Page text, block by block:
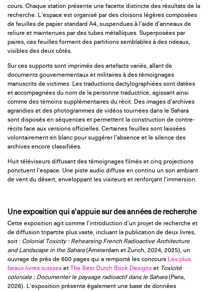
cours. Chaque station présente une facette distincte des résultats de la
recherche. L’espace est organisé par des cloisons légères composées
de feuilles de papier standard A4, suspendues à l’aide d’anneaux de
reliure et maintenues par des tubes métalliques. Superposées par
paires, ces feuilles forment des partitions semblables à des rideaux,
visibles des deux côtés.
Sur ces supports sont imprimés des artefacts variés, allant de
documents gouvernementaux et militaires à des témoignages
manuscrits de victimes. Les traductions dactylographiées sont datées
et accompagnées du nom de la personne traductrice, agissant ainsi
comme des témoins supplémentaires du récit. Des images d’archives
agrandies et des photogrammes de vidéos tournées dans le Sahara
sont disposés en séquences et permettent la construction de contre-
récits face aux versions officielles. Certaines feuilles sont laissées
volontairement en blanc pour suggérer l’absence et le silence des
archives encore classifiées.
Huit téléviseurs diffusant des témoignages filmés et cinq projections
ponctuent l’espace. Une piste audio diffuse en continu un son ambiant
de vent du désert, enveloppant les visiteurs et renforçant l’immersion.
Une exposition qui s’appuie sur des années de recherche
Cette exposition agit comme l’introduction d’un projet de recherche et
de diffusion tripartite plus vaste, incluant la publication de deux livres,
soit : Colonial Toxicity : Rehearsing French Radioactive Architecture
and Landscape in the Sahara(Amsterdam et Zurich, 2024, 2025), un
ouvrage de près de 600 pages qui a remporté les concours Les plus
beaux livres suisses et The Best Dutch Book Designs et Toxicité
coloniale : Documenter le paysage radioactif dans le Sahara(Paris,
2026). L’exposition présente également une base de données